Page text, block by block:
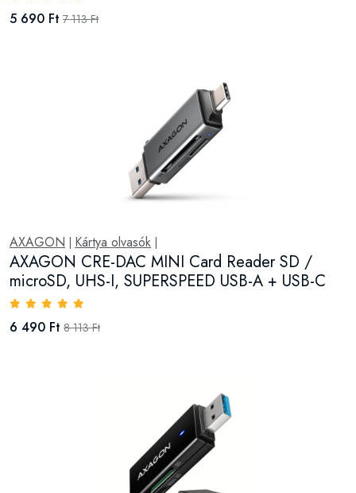
5 690 Ft 7 113 Ft
AXAGON Kártya olvasók
AXAGON CRE-DAC MINI Card Reader SD /
microSD, UHS-I, SUPERSPEED USB-A + USB-C
6 490 Ft 8 113 Ft